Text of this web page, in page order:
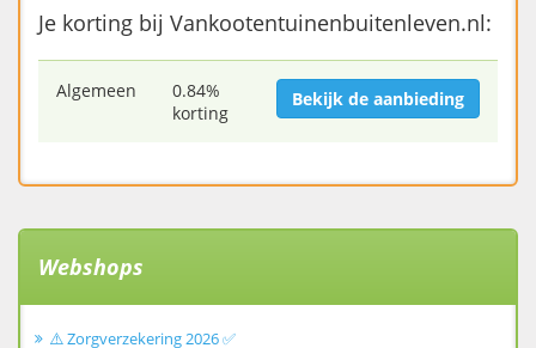
Je korting bij Vankootentuinenbuitenleven.nl:
Algemeen
0.84%
korting
Bekijk de aanbieding
Webshops
⚠️ Zorgverzekering 2026 ✅